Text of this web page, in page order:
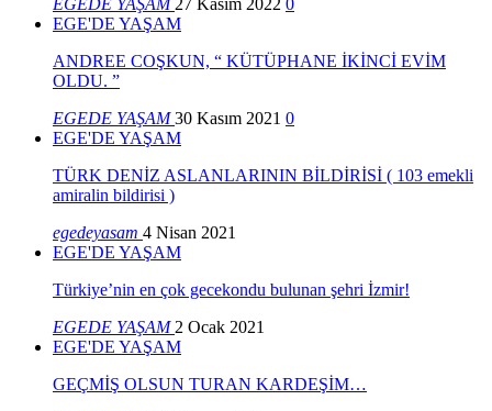
EGEDE YAŞAM 27 Kasım 2022 0
EGE'DE YAŞAM
ANDREE COŞKUN, “ KÜTÜPHANE İKİNCİ EVİM
OLDU. ”
EGEDE YAŞAM30 Kasım 2021 0
EGE'DE YAŞAM
TÜRK DENİZ ASLANLARININ BİLDİRİSİ ( 103 emekli
amiralin bildirisi )
egedeyasam 4 Nisan 2021
EGE'DE YAŞAM
Türkiye’nin en çok gecekondu bulunan şehri İzmir!
EGEDE YAŞAM 2 Ocak 2021
EGE'DE YAŞAM
GEÇMİŞ OLSUN TURAN KARDEŞİM…